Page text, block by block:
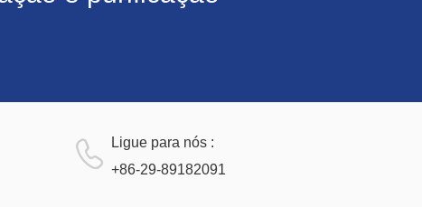
Ligue para nós :
+86-29-89182091